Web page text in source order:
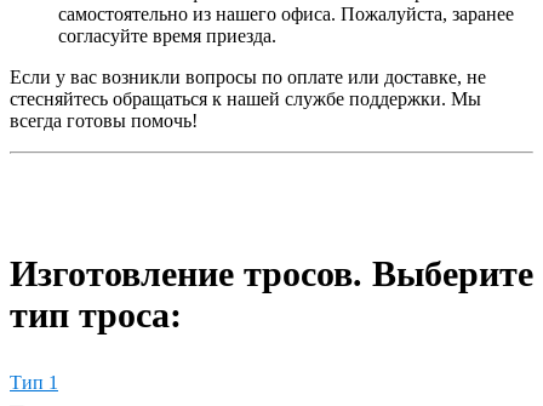
самостоятельно из нашего офиса. Пожалуйста, заранее
согласуйте время приезда.
Если у вас возникли вопросы по оплате или доставке, не
стесняйтесь обращаться к нашей службе поддержки. Мы
всегда готовы помочь!
Изготовление тросов. Выберите
тип троса:
Тип 1